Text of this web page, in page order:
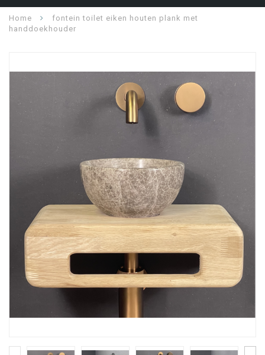
Home
fontein toilet eiken houten plank met
handdoekhouder